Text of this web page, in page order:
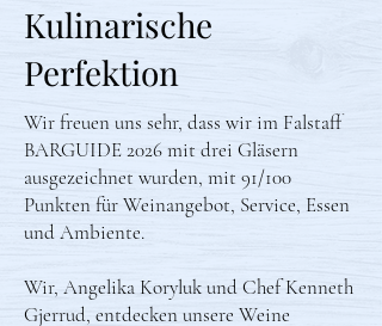
Kulinarische
Perfektion
Wir freuen uns sehr, dass wir im Falstaff
BARGUIDE 2026 mit drei Gläsern
ausgezeichnet wurden, mit 91/100
Punkten für Weinangebot, Service, Essen
und Ambiente.
Wir, Angelika Koryluk und Chef Kenneth
Gjerrud, entdecken unsere Weine